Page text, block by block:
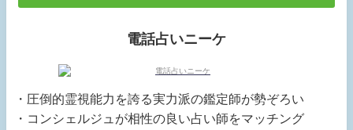
電話占いニーケ
・圧倒的霊視能力を誇る実力派の鑑定師が勢ぞろい
・コンシェルジュが相性の良い占い師をマッチング